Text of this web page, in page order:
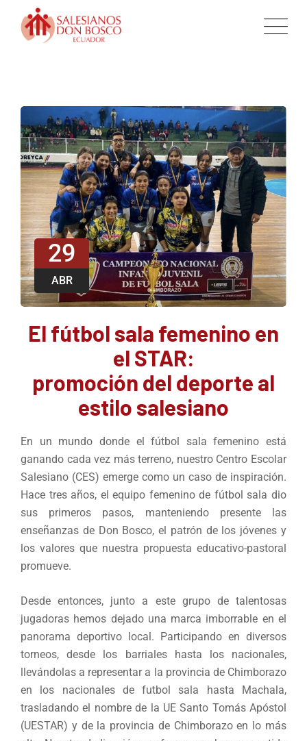
29
ABR
El fútbol sala femenino en
el STAR:
promoción del deporte al
estilo salesiano
En un mundo donde el fútbol sala femenino está
ganando cada vez más terreno, nuestro Centro Escolar
Salesiano (CES) emerge como un caso de inspiración.
Hace tres años, el equipo femenino de fútbol sala dio
sus primeros pasos, manteniendo presente las
enseñanzas de Don Bosco, el patrón de los jóvenes y
los valores que nuestra propuesta educativo-pastoral
promueve.
Desde entonces, junto a este grupo de talentosas
jugadoras hemos dejado una marca imborrable en el
panorama deportivo local. Participando en diversos
torneos, desde los barriales hasta los nacionales,
llevándolas a representar a la provincia de Chimborazo
en los nacionales de futbol sala hasta Machala,
trasladando el nombre de la UE Santo Tomás Apóstol
(UESTAR) y de la provincia de Chimborazo en lo más